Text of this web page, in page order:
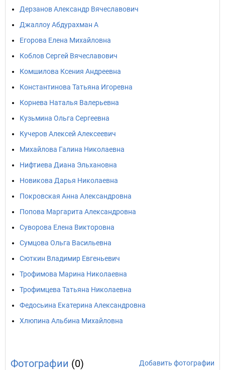
Дерзанов Александр Вячеславович
Джаллоу Абдурахман А
Егорова Елена Михайловна
Коблов Сергей Вячеславович
Комшилова Ксения Андреевна
Константинова Татьяна Игоревна
Корнева Наталья Валерьевна
Кузьмина Ольга Сергеевна
Кучеров Алексей Алексеевич
Михайлова Галина Николаевна
Нифтиева Диана Эльхановна
Новикова Дарья Николаевна
Покровская Анна Александровна
Попова Маргарита Александровна
Суворова Елена Викторовна
Сумцова Ольга Васильевна
Сюткин Владимир Евгеньевич
Трофимова Марина Николаевна
Трофимцева Татьяна Николаевна
Федосьина Екатерина Александровна
Хлюпина Альбина Михайловна
Фотографии (0) Добавить фотографии